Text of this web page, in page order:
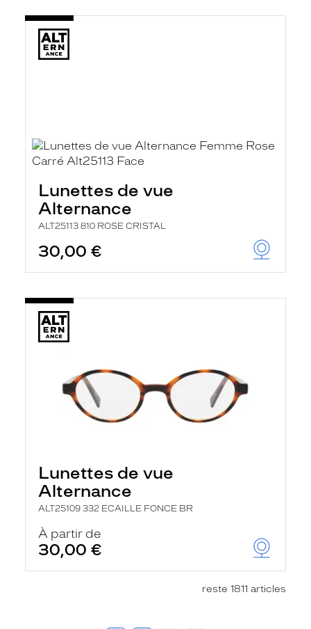
Lunettes de vue
Alternance
ALT25113 810 ROSE CRISTAL
30,00 €
Lunettes de vue
Alternance
ALT25109 332 ECAILLE FONCE BR
À partir de
30,00 €
reste 1811 articles